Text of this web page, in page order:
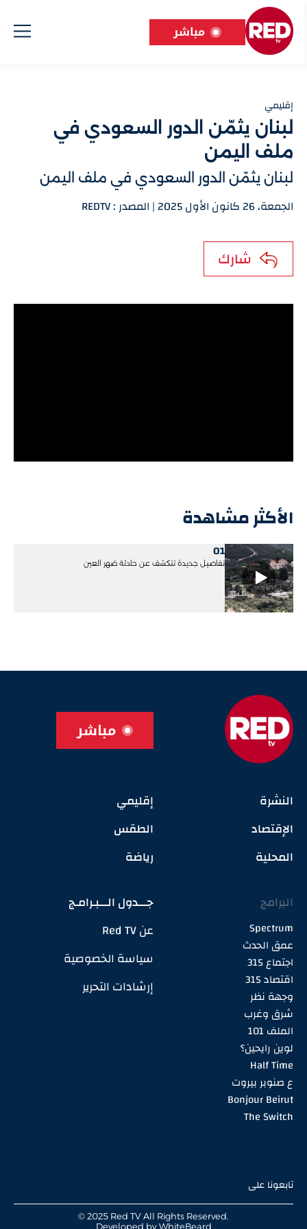
مباشر
إقليمي
لبنان يثمّن الدور السعودي في
ملف اليمن
لبنان يثمّن الدور السعودي في ملف اليمن
الجمعة، 26 كانون الأول 2025 | المصدر : REDTV
شارك
الأكثر مشاهدة
01
تفاصيل جديدة تتكشف عن حادثة ضهر العين
مباشر
النشرة
الإقتصاد
المحلية
إقليمي
الطقس
رياضة
البرامج
Spectrum
عمق الحدث
اجتماع 315
اقتصاد 315
وجهة نظر
شرق وغرب
الملف 101
لوين رايحين؟
Half Time
ع صنوبر بيروت
Bonjour Beirut
The Switch
جـــدول الـــبـرامـج
عن Red TV
سياسة الخصوصية
إرشادات التحرير
تابعونا على
© 2025 Red TV All Rights Reserved.
Developed byWhiteBeard